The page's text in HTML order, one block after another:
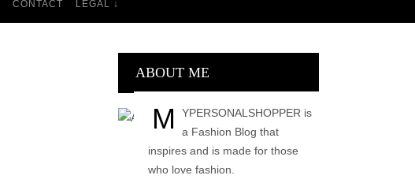
CONTACT LEGAL ↓
ABOUT ME
M
YPERSONALSHOPPER is
a Fashion Blog that
inspires and is made for those
who love fashion.